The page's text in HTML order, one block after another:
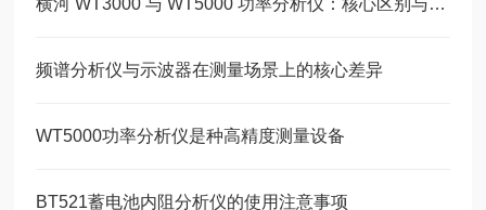
横河 WT3000 与 WT5000 功率分析仪：核心区别与选型要点
频谱分析仪与示波器在测量场景上的核心差异
WT5000功率分析仪是种高精度测量设备
BT521蓄电池内阻分析仪的使用注意事项